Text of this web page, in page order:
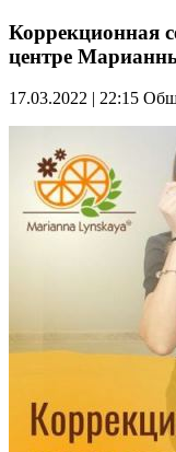
Коррекционная
центре
17.03.2022 | 22:15